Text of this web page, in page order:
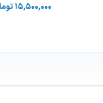
15,500,000